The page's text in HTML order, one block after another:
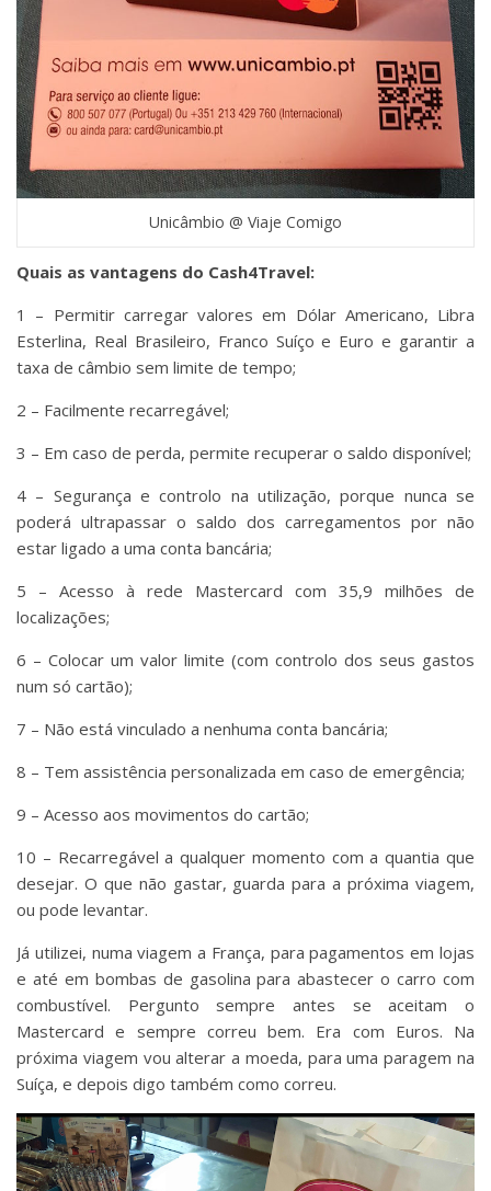
Unicâmbio @ Viaje Comigo
Quais as vantagens do Cash4Travel:
1 – Permitir carregar valores em Dólar Americano, Libra
Esterlina, Real Brasileiro, Franco Suíço e Euro e garantir a
taxa de câmbio sem limite de tempo;
2 – Facilmente recarregável;
3 – Em caso de perda, permite recuperar o saldo disponível;
4 – Segurança e controlo na utilização, porque nunca se
poderá ultrapassar o saldo dos carregamentos por não
estar ligado a uma conta bancária;
5 – Acesso à rede Mastercard com 35,9 milhões de
localizações;
6 – Colocar um valor limite (com controlo dos seus gastos
num só cartão);
7 – Não está vinculado a nenhuma conta bancária;
8 – Tem assistência personalizada em caso de emergência;
9 – Acesso aos movimentos do cartão;
10 – Recarregável a qualquer momento com a quantia que
desejar. O que não gastar, guarda para a próxima viagem,
ou pode levantar.
Já utilizei, numa viagem a França, para pagamentos em lojas
e até em bombas de gasolina para abastecer o carro com
combustível. Pergunto sempre antes se aceitam o
Mastercard e sempre correu bem. Era com Euros. Na
próxima viagem vou alterar a moeda, para uma paragem na
Suíça, e depois digo também como correu.